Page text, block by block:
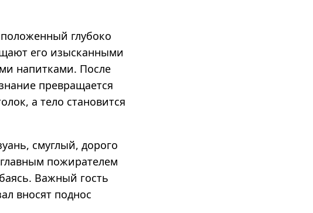
глубоко
его изысканными
напитками. После
превращается
а тело становится
смуглый, дорого
пожирателем
Важный гость
вносят поднос